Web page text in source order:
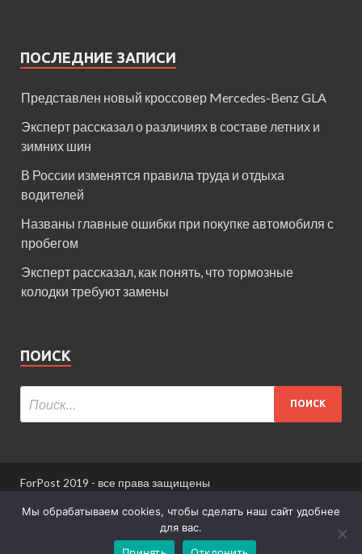
ПОСЛЕДНИЕ ЗАПИСИ
Представлен новый кроссовер Mercedes-Benz GLA
Эксперт рассказал о различиях в составе летних и
зимних шин
В России изменятся правила труда и отдыха
водителей
Названы главные ошибки при покупке автомобиля с
пробегом
Эксперт рассказал, как понять, что тормозные
колодки требуют замены
ПОИСК
ForPost 2019 - все права защищены
При использовании материалов сайта ссылка
Мы обрабатываем cookies, чтобы сделать наш сайт удобнее
для вас.